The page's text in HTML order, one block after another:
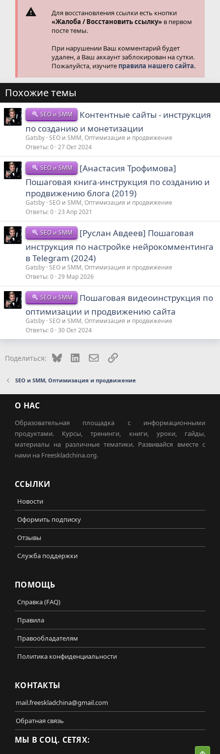
Для восстановления ссылки есть кнопки
«Жалоба / Восстановить ссылку» в первом
посте темы.
При нарушении Ваш комментарий будет
удален, а Ваш аккаунт заблокирован на сутки.
Пожалуйста, изучите правила нашего сайта.
Похожие темы
SEO и SMM
Контентные сайты - инструкция
по созданию и монетизации
Gatsby SEO и SMM, Оптимизация и продвижение
Ответы 0 27 Окт 2024
SEO и SMM
[Анастасия Трофимова]
Пошаговая книга-инструкция по созданию и
продвижению блога (2019)
Gatsby SEO и SMM, Оптимизация и продвижение
Ответы 0 23 Апр 2021
SEO и SMM
[Руслан Авдеев] Пошаговая
инструкция по настройке нейрокомментинга
в Telegram (2024)
Gatsby SEO и SMM, Оптимизация и продвижение
Ответы 0 29 Мар 2026
SEO и SMM
Пошаговая видеоинструкция по
оптимизации и продвижению сайта
Gatsby SEO и SMM, Оптимизация и продвижение
Ответы 0 30 Окт 2024
Поделиться: Bluesky LinkedInЭлектронная почта
Ссылка
SEO и SMM, Оптимизация и продвижение
О НАС
Образовательная площадка с информационными
продуктами. Курсы, тренинги, книги, уроки, гайды,
материалы на различные тематики. Развивайся вместе с
нами на Freeskladchina.org.
ССЫЛКИ
Новости
Оформить подписку
Отзывы
Служба поддержки
ПОМОЩЬ
Справка (FAQ)
Правила
Правообладателям
Политика конфиденциальности
КОНТАКТЫ
mail.freeskladchina@gmail.com
Обратная связь
МЫ В СОЦ. СЕТЯХ: